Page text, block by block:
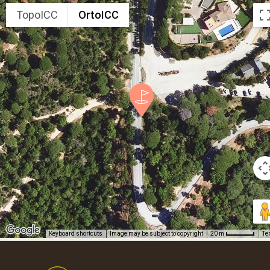
TopoICC OrtoICC
Keyboard shortcuts Image may be subject to copyright 20 m